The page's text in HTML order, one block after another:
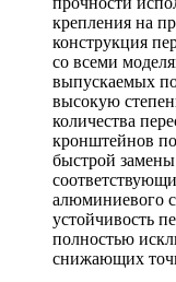
крепления на
конструкция
со всеми
выпускаемых
высокую
количества
кронштейнов
быстрой
алюминиевого
устойчивость
полностью
снижающих